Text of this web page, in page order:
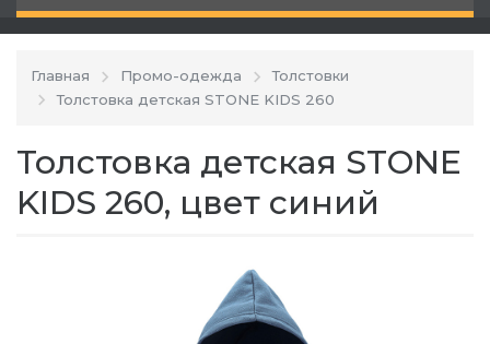
Главная Промо-одежда
Толстовки
Толстовка детская STONE KIDS 260
Толстовка детская STONE
KIDS 260, цвет синий